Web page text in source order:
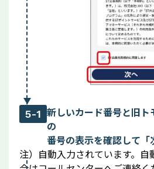
5-1 新しいカード番号と旧ト
の
番号の表示を確認して「
注）自動入力されています。